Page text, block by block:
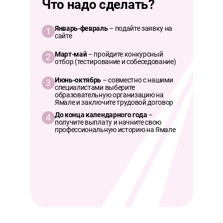
Что надо сделать?
1 Январь-февраль– подайте заявку на
сайте
2 Март-май– пройдите конкурсный
отбор (тестирование и собеседование)
3 Июнь-октябрь – совместно с нашими
специалистами выберите
образовательную организацию на
Ямале и заключите трудовой договор
4 До конца календарного года –
получите выплату и начните свою
профессиональную историю на Ямале